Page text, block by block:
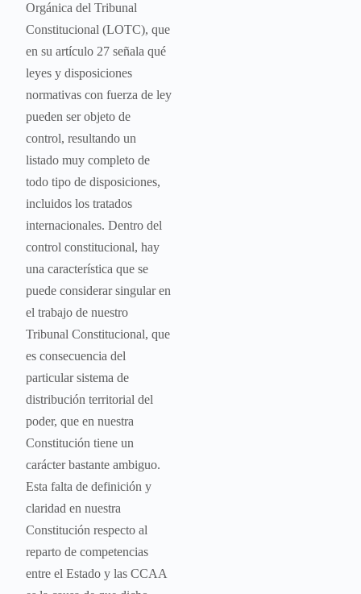
Orgánica del Tribunal
Constitucional (LOTC), que
en su artículo 27 señala qué
leyes y disposiciones
normativas con fuerza de ley
pueden ser objeto de
control, resultando un
listado muy completo de
todo tipo de disposiciones,
incluidos los tratados
internacionales. Dentro del
control constitucional, hay
una característica que se
puede considerar singular en
el trabajo de nuestro
Tribunal Constitucional, que
es consecuencia del
particular sistema de
distribución territorial del
poder, que en nuestra
Constitución tiene un
carácter bastante ambiguo.
Esta falta de definición y
claridad en nuestra
Constitución respecto al
reparto de competencias
entre el Estado y las CCAA